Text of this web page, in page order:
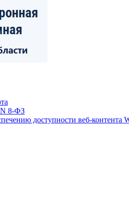
N 8-ФЗ
доступности веб-контента